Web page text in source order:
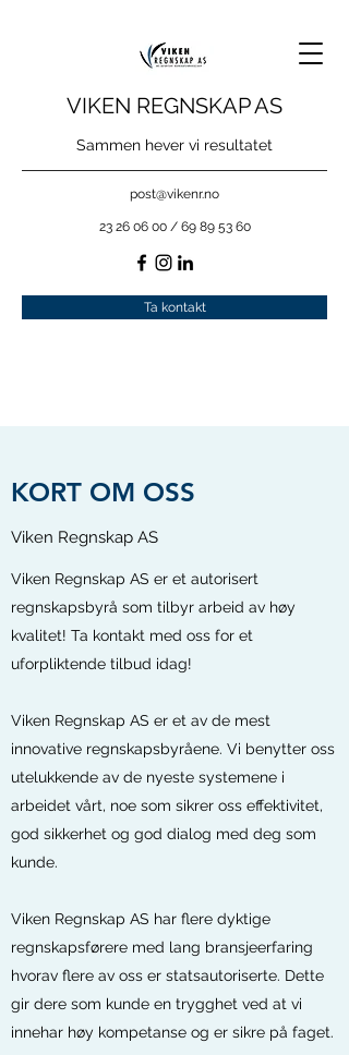
VIKEN REGNSKAP AS
Sammen hever vi resultatet
post@vikenr.no
23 26 06 00/ 69 89 53 60
Ta kontakt
KORT OM OSS
Viken Regnskap AS
Viken Regnskap AS er et autorisert
regnskapsbyrå som tilbyr arbeid av høy
kvalitet! Ta kontakt med oss for et
uforpliktende tilbud idag!
Viken Regnskap AS er et av de mest
innovative regnskapsbyråene. Vi benytter oss
utelukkende av de nyeste systemene i
arbeidet vårt, noe som sikrer oss effektivitet,
god sikkerhet og god dialog med deg som
kunde.
Viken Regnskap AS har flere dyktige
regnskapsførere med lang bransjeerfaring
hvorav flere av oss er statsautoriserte. Dette
gir dere som kunde en trygghet ved at vi
innehar høy kompetanse og er sikre på faget.